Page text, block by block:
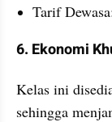
Tarif
6. Ekonomi
Kelas ini
sehingga